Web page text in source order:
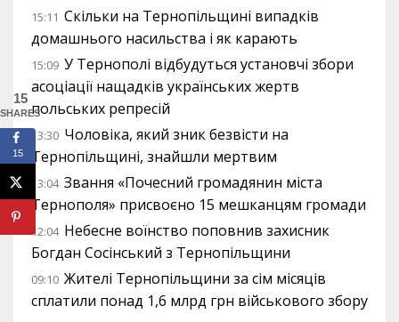
15:11 Скільки на Тернопільщині випадків
домашнього насильства і як карають
15:09 У Тернополі відбудуться установчі збори
асоціації нащадків українських жертв
польських репресій
13:30 Чоловіка, який зник безвісти на
Тернопільщині, знайшли мертвим
13:04 Звання «Почесний громадянин міста
Тернополя» присвоєно 15 мешканцям громади
12:04 Небесне воїнство поповнив захисник
Богдан Сосінський з Тернопільщини
09:10 Жителі Тернопільщини за сім місяців
сплатили понад 1,6 млрд грн військового збору
15
SHARES
15